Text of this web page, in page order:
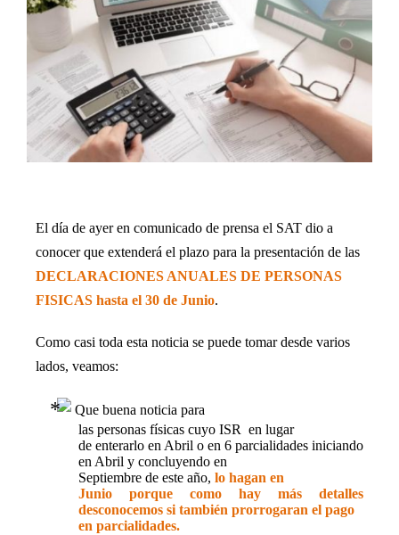
El día de ayer en comunicado de prensa el SAT dio a
conocer que extenderá el plazo para la presentación de las
DECLARACIONES ANUALES DE PERSONAS
FISICAS hasta el 30 de Junio.
Como casi toda esta noticia se puede tomar desde varios
lados, veamos:
Que buena noticia para
las personas físicas cuyo ISR en lugar
de enterarlo en Abril o en 6 parcialidades iniciando
en Abril y concluyendo en
Septiembre de este año, lo hagan en
Junio porque como hay más detalles
desconocemos si también prorrogaran el pago
en parcialidades.